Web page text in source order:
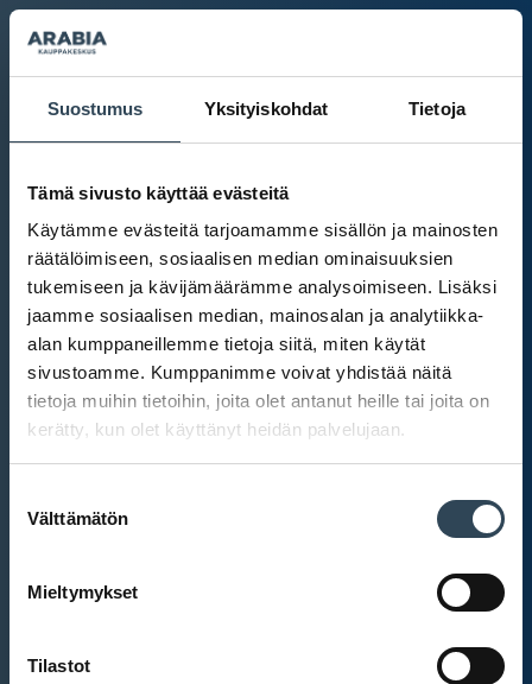
Suostumus Yksityiskohdat Tietoja
Tämä sivusto käyttää evästeitä
Käytämme evästeitä tarjoamamme sisällön ja mainosten
räätälöimiseen, sosiaalisen median ominaisuuksien
tukemiseen ja kävijämäärämme analysoimiseen. Lisäksi
jaamme sosiaalisen median, mainosalan ja analytiikka-
alan kumppaneillemme tietoja siitä, miten käytät
sivustoamme. Kumppanimme voivat yhdistää näitä
tietoja muihin tietoihin, joita olet antanut heille tai joita on
kerätty, kun olet käyttänyt heidän palvelujaan.
valinta
Välttämätön
Mieltymykset
Tilastot
Kauppakeskus Arabia
Et ole kirjautunut sisään. Kirjaudu sisään